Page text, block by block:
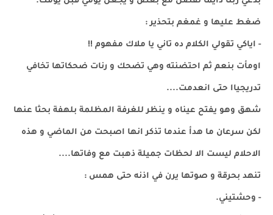
ضغط عليها و غمغم بتحذير :
- اياكي تقولي الكلام ده تاني يا ملاك مفهوم !!
اومأت بنعم ثم احتضنته وهي تضحك و رنات ضحكاتها تخافي
تدريجياا حتى انعدمت....
شهق وهو يفتح عيناه و ينظر للغرفة المظلمة بلهفة بحثا عنها
لكن سرعان ما هدأ عندما تذكر انها اصبحت من الماضي و هذه
الاحلام ليست الا لحظات جميلة ذهبت مع وفاتها....
تنهد بحرقة و صوتها يرن في اذنه حتى همس :
- وحشتيني.